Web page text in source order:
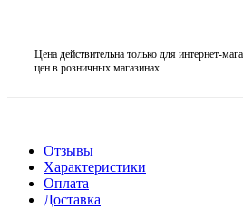
Цена действительна только для интернет-
цен в розничных магазинах
Отзывы
Характеристики
Оплата
Доставка